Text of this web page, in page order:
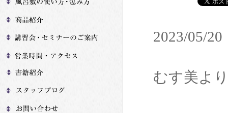
2023/05/20
むす美よ